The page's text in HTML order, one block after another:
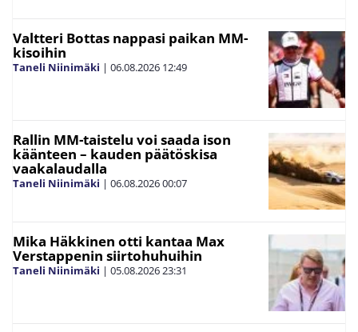
Valtteri Bottas nappasi paikan MM-
kisoihin
Taneli Niinimäki | 06.08.2026 12:49
Rallin MM-taistelu voi saada ison
käänteen – kauden päätöskisa
vaakalaudalla
Taneli Niinimäki | 06.08.202600:07
Mika Häkkinen otti kantaa Max
Verstappenin siirtohuhuihin
Taneli Niinimäki | 05.08.202623:31